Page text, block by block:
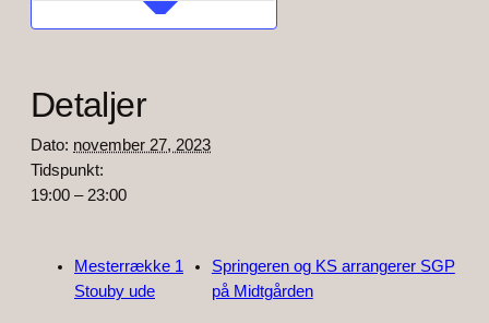
Detaljer
Dato: november 27, 2023
Tidspunkt:
19:00 – 23:00
Mesterrække 1
Stouby ude
Springeren og KS arrangerer SGP
på Midtgården